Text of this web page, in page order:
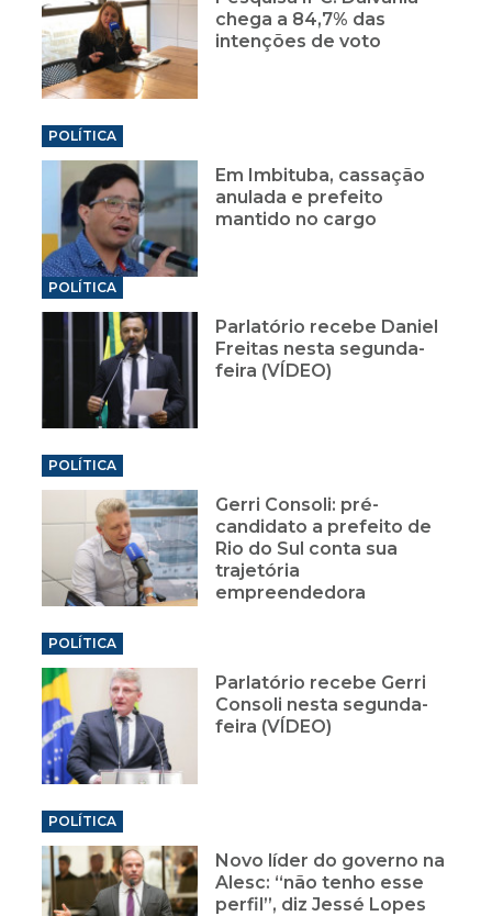
chega a 84,7% das
intenções de voto
POLÍTICA
Em Imbituba, cassação
anulada e prefeito
mantido no cargo
POLÍTICA
Parlatório recebe Daniel
Freitas nesta segunda-
feira (VÍDEO)
POLÍTICA
Gerri Consoli: pré-
candidato a prefeito de
Rio do Sul conta sua
trajetória
empreendedora
POLÍTICA
Parlatório recebe Gerri
Consoli nesta segunda-
feira (VÍDEO)
POLÍTICA
Novo líder do governo na
Alesc: “não tenho esse
perfil”, diz Jessé Lopes